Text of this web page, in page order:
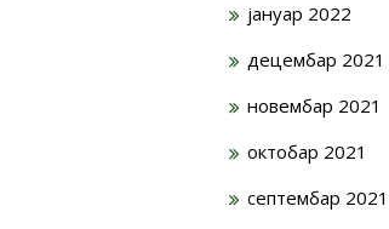
јануар 2022
децембар 2021
новембар 2021
октобар 2021
септембар 2021